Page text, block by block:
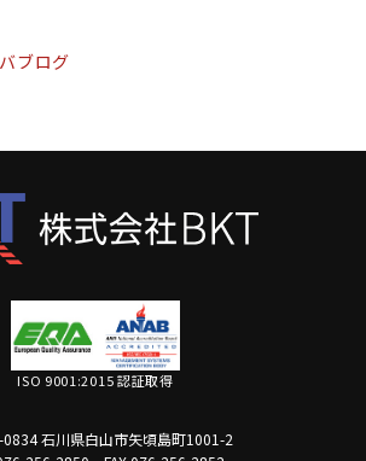
ブログ
ISO 9001:2015 認証取得
0834 石川県白山市矢頃島町1001-2